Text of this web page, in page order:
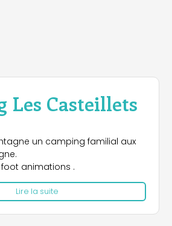
Les Casteillets
un camping familial aux
animations .
Lire la suite